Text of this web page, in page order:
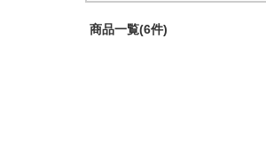
商品一覧(6件)